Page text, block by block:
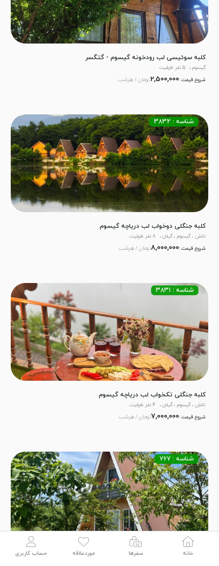
کلبه سوئیسی لب رودخونه گیسوم - گتگسر
گیسوم
5 نفر ظرفیت
شروع قیمت :2,500,000تومان / هرشب
کلبه جنگلی دوخواب لب دریاچه گیسوم
شناسه : 3832
تالش ، گیسوم ، گیلان
8 نفر ظرفیت
شروع قیمت :8,000,000تومان / هرشب
کلبه جنگلی تکخواب لب دریاچه گیسوم
شناسه : ۳۸۳۱
تالش ، گیسوم ، گیلان
4 نفر ظرفیت
شروع قیمت :7,000,000تومان / هرشب
شناسه : 767
خانه سفرها موردعلاقه حساب کاربری